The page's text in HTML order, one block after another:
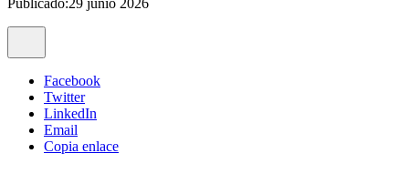
Publicado:29 junio 2026
Facebook
Twitter
LinkedIn
Email
Copia enlace